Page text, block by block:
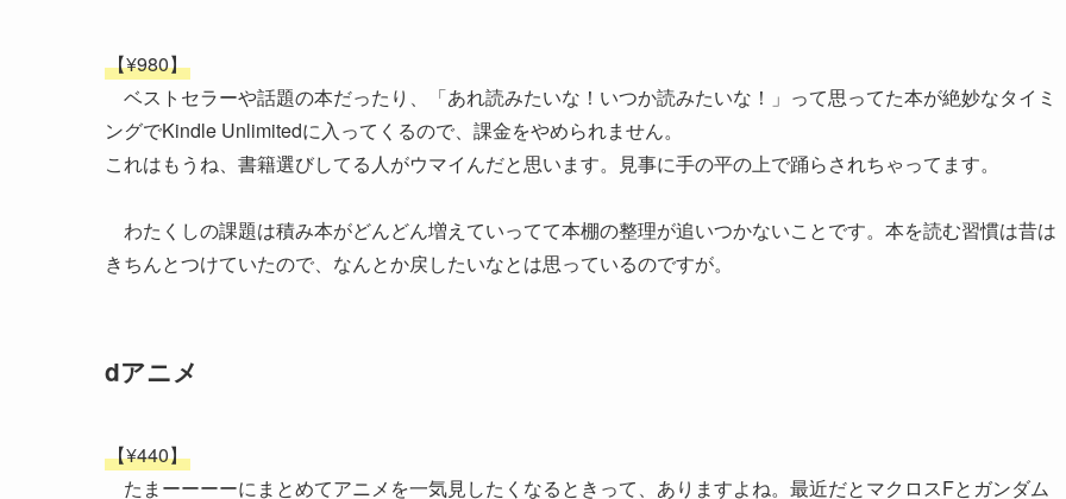
【¥980】
ベストセラーや話題の本だったり、「あれ読みたいな！いつか読みたいな！」って思ってた本が絶妙なタイミ
ングでKindle Unlimitedに入ってくるので、課金をやめられません。
これはもうね、書籍選びしてる人がウマイんだと思います。見事に手の平の上で踊らされちゃってます。
わたくしの課題は積み本がどんどん増えていってて本棚の整理が追いつかないことです。本を読む習慣は昔は
きちんとつけていたので、なんとか戻したいなとは思っているのですが。
dアニメ
【¥440】
たまーーーーにまとめてアニメを一気見したくなるときって、ありますよね。最近だとマクロスFとガンダム